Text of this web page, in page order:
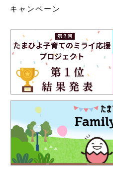
キャンペーン